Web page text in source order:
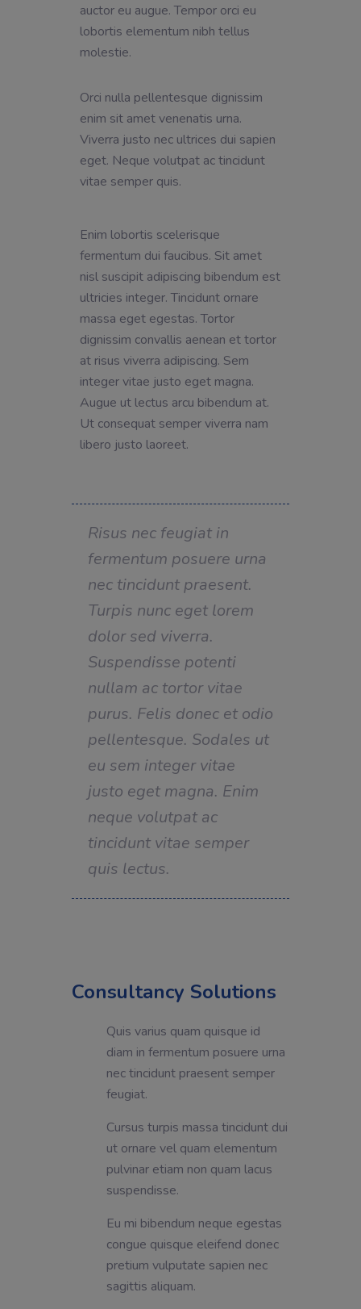
auctor eu augue. Tempor orci eu
lobortis elementum nibh tellus
molestie.
Orci nulla pellentesque dignissim
enim sit amet venenatis urna.
Viverra justo nec ultrices dui sapien
eget. Neque volutpat ac tincidunt
vitae semper quis.
Enim lobortis scelerisque
fermentum dui faucibus. Sit amet
nisl suscipit adipiscing bibendum est
ultricies integer. Tincidunt ornare
massa eget egestas. Tortor
dignissim convallis aenean et tortor
at risus viverra adipiscing. Sem
integer vitae justo eget magna.
Augue ut lectus arcu bibendum at.
Ut consequat semper viverra nam
libero justo laoreet.
Risus nec feugiat in
fermentum posuere urna
nec tincidunt praesent.
Turpis nunc eget lorem
dolor sed viverra.
Suspendisse potenti
nullam ac tortor vitae
purus. Felis donec et odio
pellentesque. Sodales ut
eu sem integer vitae
justo eget magna. Enim
neque volutpat ac
tincidunt vitae semper
quis lectus.
Consultancy Solutions
Quis varius quam quisque id
diam in fermentum posuere urna
nec tincidunt praesent semper
feugiat.
Cursus turpis massa tincidunt dui
ut ornare vel quam elementum
pulvinar etiam non quam lacus
suspendisse.
Eu mi bibendum neque egestas
congue quisque eleifend donec
pretium vulputate sapien nec
sagittis aliquam.